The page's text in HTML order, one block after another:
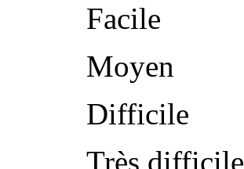
Facile
Moyen
Difficile
Très difficile